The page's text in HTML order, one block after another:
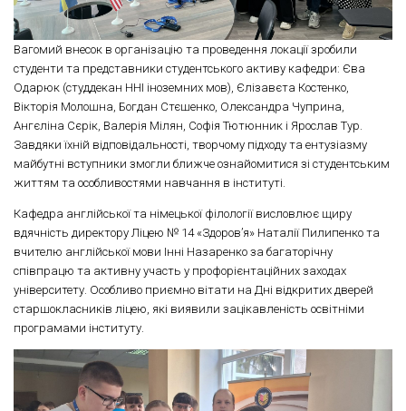
Вагомий внесок в організацію та проведення локації зробили
студенти та представники студентського активу кафедри: Єва
Одарюк (студдекан ННІ іноземних мов), Єлізавєта Костенко,
Вікторія Молошна, Богдан Стєшенко, Олександра Чуприна,
Ангєліна Сєрік, Валерія Мілян, Софія Тютюнник і Ярослав Тур.
Завдяки їхній відповідальності, творчому підходу та ентузіазму
майбутні вступники змогли ближче ознайомитися зі студентським
життям та особливостями навчання в інституті.
Кафедра англійської та німецької філології висловлює щиру
вдячність директору Ліцею № 14 «Здоров’я» Наталії Пилипенко та
вчителю англійської мови Інні Назаренко за багаторічну
співпрацю та активну участь у профорієнтаційних заходах
університету. Особливо приємно вітати на Дні відкритих дверей
старшокласників ліцею, які виявили зацікавленість освітніми
програмами інституту.